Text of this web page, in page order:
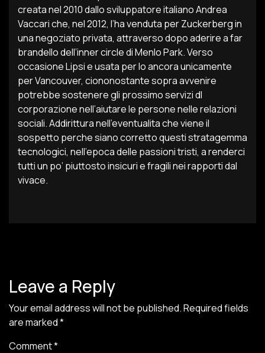
creata nel 2010 dallo sviluppatore italiano Andrea
Vaccari che, nel 2012, l’ha venduta per Zuckerberg in
una negoziato privata, attraverso dopo aderire a far
brandello dell’inner circle di Menlo Park. Verso
occasione Lipsi e usata per lo ancora unicamente
per Vancouver, ciononostante sopra avvenire
potrebbe sostenere gli prossimo servizi dI
corporazione nell’aiutare le persone nelle relazioni
sociali. Addirittura nell’eventualita che viene il
sospetto perche siano corretto questi stratagemma
tecnologici, nell’epoca delle passioni tristi, a renderci
tutti un po’ piuttosto insicuri e fragili nei rapporti dal
vivace.
Leave a Reply
Your email address will not be published.Required fields
are marked*
Comment*